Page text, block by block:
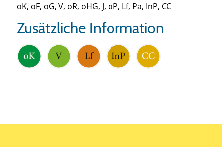
oK, oF, oG, V, oR, oHG, J, oP, Lf, Pa, InP, CC
Zusätzliche Information